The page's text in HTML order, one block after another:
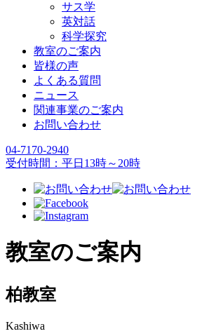
サス学
英対話
科学探究
教室のご案内
皆様の声
よくある質問
ニュース
関連事業のご案内
お問い合わせ
04-7170-2940
受付時間：平日13時～20時
教室のご案内
柏教室
Kashiwa